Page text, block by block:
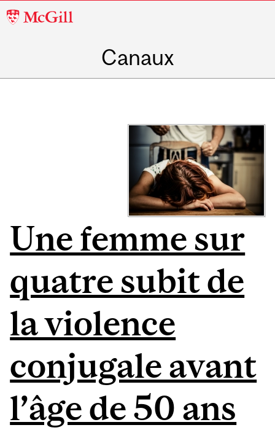
McGill
Canaux
Une femme sur
quatre subit de
la violence
conjugale avant
l’âge de 50 ans